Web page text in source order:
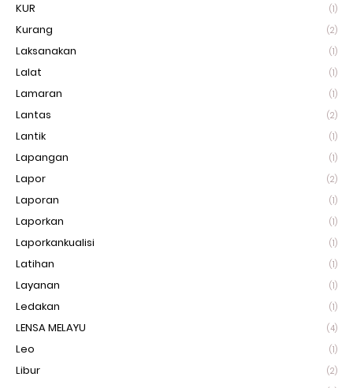
KUR (1)
Kurang (2)
Laksanakan (1)
Lalat (1)
Lamaran (1)
Lantas (2)
Lantik (1)
Lapangan (1)
Lapor (2)
Laporan (1)
Laporkan (1)
Laporkankualisi (1)
Latihan (1)
Layanan (1)
Ledakan (1)
LENSA MELAYU (4)
Leo (1)
Libur (2)